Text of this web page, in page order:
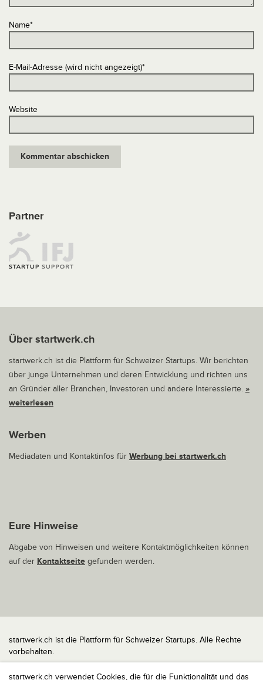
startwerk.ch verwendet Cookies, die für die Funktionalität und das
Name*
E-Mail-Adresse (wird nicht angezeigt)*
Website
Partner
Über startwerk.ch
startwerk.ch ist die Plattform für Schweizer Startups. Wir berichten
über junge Unternehmen und deren Entwicklung und richten uns
an Gründer aller Branchen, Investoren und andere Interessierte. »
weiterlesen
Werben
Mediadaten und Kontaktinfos für Werbung bei startwerk.ch
Eure Hinweise
Abgabe von Hinweisen und weitere Kontaktmöglichkeiten können
auf der Kontaktseite gefunden werden.
startwerk.ch ist die Plattform für Schweizer Startups. Alle Rechte
vorbehalten.
Impressum